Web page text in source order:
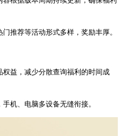
推荐等活动形式多样，奖励丰厚。
益，减少分散查询福利的时间成
机、电脑多设备无缝衔接。